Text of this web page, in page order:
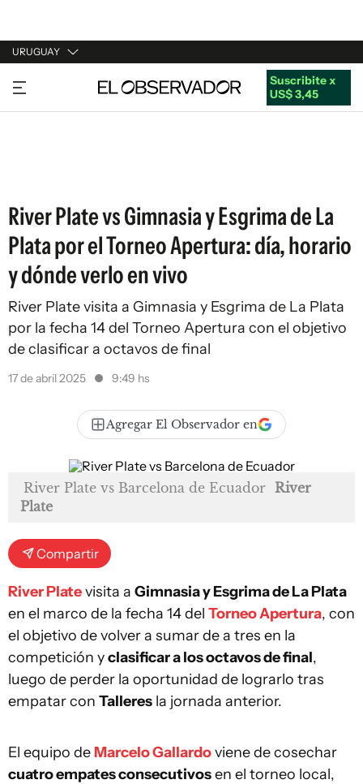
URUGUAY
URUGUAY
ARGENTINA
Suscribite x
US$ 3,45
River Plate vs Gimnasia y Esgrima de La
Plata por el Torneo Apertura: día, horario
y dónde verlo en vivo
River Plate visita a Gimnasia y Esgrima de La Plata
por la fecha 14 del Torneo Apertura con el objetivo
de clasificar a octavos de final
17 de abril 2025 9:49 hs
Agregar El Observador en
River Plate vs Barcelona de Ecuador River
Plate
Compartir
River Platevisita a Gimnasia y Esgrima de La Plata
en el marco de la fecha 14 del Torneo Apertura, con
el objetivo de volver a sumar de a tres en la
competición yclasificar a los octavos de final,
luego de perder la oportunidad de lograrlo tras
empatar con Talleres la jornada anterior.
El equipo de Marcelo Gallardoviene de cosechar
cuatro empates consecutivosen el torneo local,